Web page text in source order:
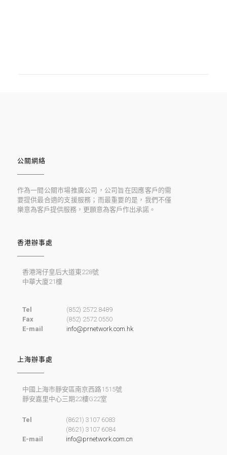
公關網絡
作為一間公關巿場推廣公司，公司旨在因應客戶的需
要提供最合適的支援服務；而最重要的是，我們不僅
樂意為客戶提供服務，更願意為客戶作出承諾。
香港辦事處
香港灣仔皇后大道東228號
中華大廈21樓
Tel
Fax
E-mail
(852) 2572 8489
(852) 2572 0550
info@prnetwork.com.hk
上海辦事處
中國上海市靜安區南京西路1515號
靜安嘉里中心三期22樓G22室
Tel
E-mail
(8621) 3107 6083
(8621) 3107 6084
info@prnetwork.com.cn